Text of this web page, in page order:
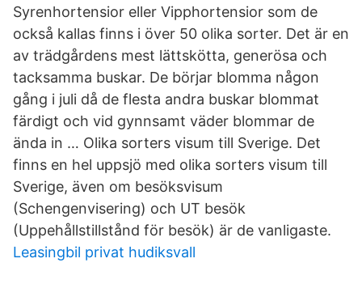
Syrenhortensior eller Vipphortensior som de
också kallas finns i över 50 olika sorter. Det är en
av trädgårdens mest lättskötta, generösa och
tacksamma buskar. De börjar blomma någon
gång i juli då de flesta andra buskar blommat
färdigt och vid gynnsamt väder blommar de
ända in … Olika sorters visum till Sverige. Det
finns en hel uppsjö med olika sorters visum till
Sverige, även om besöksvisum
(Schengenvisering) och UT besök
(Uppehållstillstånd för besök) är de vanligaste.
Leasingbil privat hudiksvall